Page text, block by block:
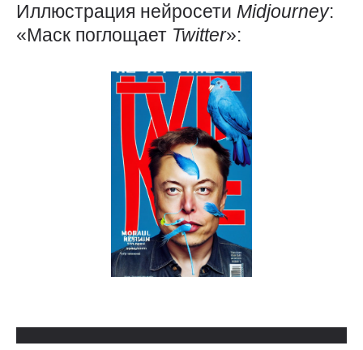
Иллюстрация нейросети Midjourney:
«Маск поглощает Twitter»: